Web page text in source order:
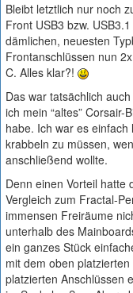
Bleibt letztlich nur noch
Front USB3 bzw.
dämlichen, neuesten
Frontanschlüssen nun
C. Alles klar?!
Das war tatsächlich
ich mein “altes”
habe. Ich war es
krabbeln zu müssen,
anschließend wollte.
Denn einen Vorteil hatte
Vergleich zum Fractal-
immensen Freiräume
unterhalb des
ein ganzes Stück
mit dem oben
platzierten Anschlüssen